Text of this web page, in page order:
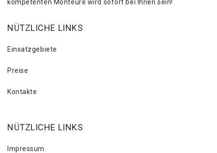
kompetenten Monteure wird sofort bei Ihnen sein!
NÜTZLICHE LINKS
Einsatzgebiete
Preise
Kontakte
NÜTZLICHE LINKS
Impressum